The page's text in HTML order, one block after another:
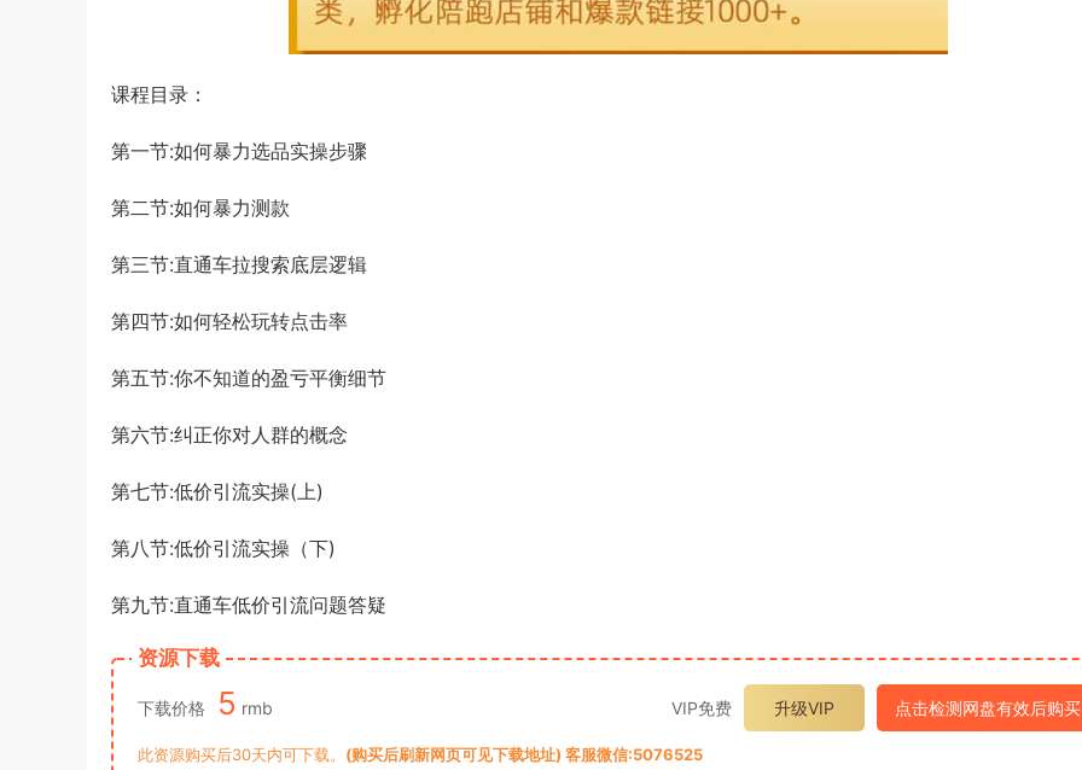
课程目录：
第一节:如何暴力选品实操步骤
第二节:如何暴力测款
第三节:直通车拉搜索底层逻辑
第四节:如何轻松玩转点击率
第五节:你不知道的盈亏平衡细节
第六节:纠正你对人群的概念
第七节:低价引流实操(上)
第八节:低价引流实操（下)
第九节:直通车低价引流问题答疑
资源下载
下载价格 5 rmb VIP免费 升级VIP 点击检测网盘有效后购买
此资源购买后30天内可下载。 (购买后刷新网页可见下载地址) 客服微信:5076525